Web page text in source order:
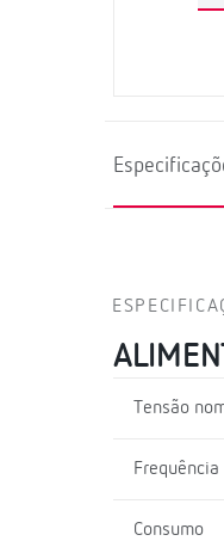
Tensão
Frequência
Consumo